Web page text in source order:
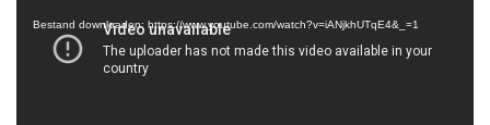
Bestand downloaden: https://www.youtube.com/watch?v=iANjkhUTqE4&_=1